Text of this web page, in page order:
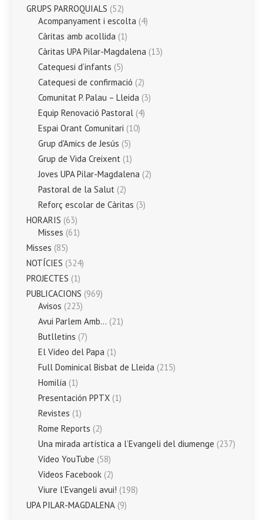
GRUPS PARROQUIALS (52)
Acompanyament i escolta (4)
Càritas amb acollida (1)
Càritas UPA Pilar-Magdalena (13)
Catequesi d’infants (5)
Catequesi de confirmació (2)
Comunitat P. Palau – Lleida (3)
Equip Renovació Pastoral (4)
Espai Orant Comunitari (10)
Grup d'Amics de Jesús (5)
Grup de Vida Creixent (1)
Joves UPA Pilar-Magdalena (2)
Pastoral de la Salut (2)
Reforç escolar de Càritas (3)
HORARIS (63)
Misses (61)
Misses (85)
NOTÍCIES (324)
PROJECTES (1)
PUBLICACIONS (969)
Avisos (223)
Avui Parlem Amb… (21)
Butlletins (7)
El Vídeo del Papa (1)
Full Dominical Bisbat de Lleida (215)
Homilía (1)
Presentación PPTX (1)
Revistes (1)
Rome Reports (2)
Una mirada artística a l’Evangeli del diumenge (237)
Vídeo YouTube (58)
Vídeos Facebook (2)
Viure l'Evangeli avui! (198)
UPA PILAR-MAGDALENA (9)